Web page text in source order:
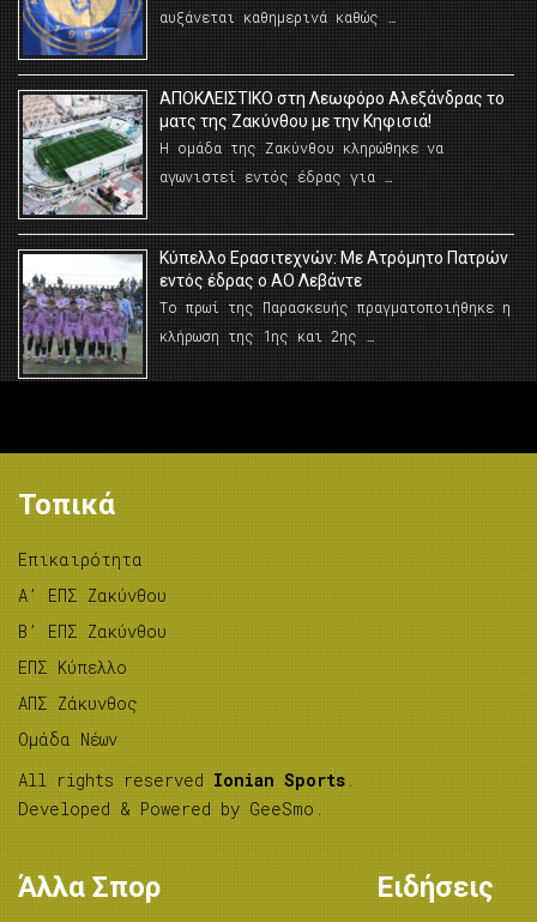
αυξάνεται καθημερινά καθώς …
AΠΟΚΛΕΙΣΤΙΚΟ στη Λεωφόρο Αλεξάνδρας το
ματς της Ζακύνθου με την Κηφισιά!
Η ομάδα της Ζακύνθου κληρώθηκε να
αγωνιστεί εντός έδρας για …
Κύπελλο Ερασιτεχνών: Με Ατρόμητο Πατρών
εντός έδρας ο ΑΟ Λεβάντε
Το πρωί της Παρασκευής πραγματοποιήθηκε η
κλήρωση της 1ης και 2ης …
Τοπικά
Επικαιρότητα
A’ ΕΠΣ Ζακύνθου
B’ ΕΠΣ Ζακύνθου
ΕΠΣ Κύπελλο
ΑΠΣ Ζάκυνθος
Ομάδα Νέων
All rights reserved Ionian Sports .
Developed & Powered by GeeSmo .
Άλλα Σπορ Ειδήσεις